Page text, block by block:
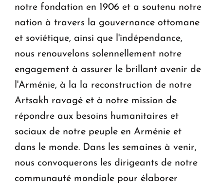
notre fondation en 1906 et a soutenu notre
nation à travers la gouvernance ottomane
et soviétique, ainsi que l'indépendance,
nous renouvelons solennellement notre
engagement à assurer le brillant avenir de
l'Arménie, à la la reconstruction de notre
Artsakh ravagé et à notre mission de
répondre aux besoins humanitaires et
sociaux de notre peuple en Arménie et
dans le monde. Dans les semaines à venir,
nous convoquerons les dirigeants de notre
communauté mondiale pour élaborer